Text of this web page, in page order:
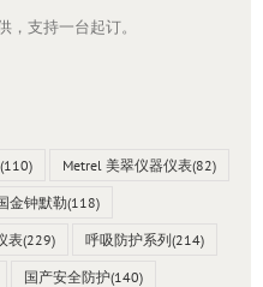
，支持一台起订。
(110) Metrel 美翠仪器仪表(82)
金钟默勒(118)
表(229) 呼吸防护系列(214)
国产安全防护(140)